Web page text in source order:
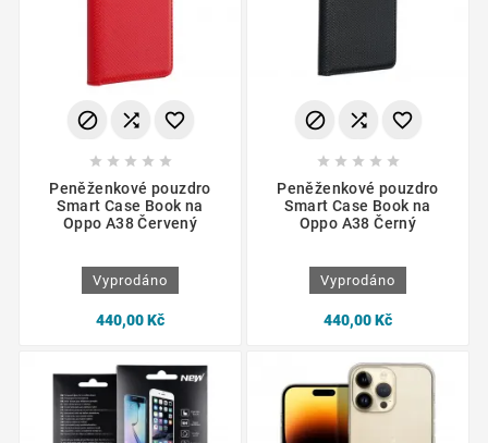
  
    
Peněženkové pouzdro
Smart Case Book na
Oppo A38 Červený
Vyprodáno
440,00 Kč
  
    
Peněženkové pouzdro
Smart Case Book na
Oppo A38 Černý
Vyprodáno
440,00 Kč